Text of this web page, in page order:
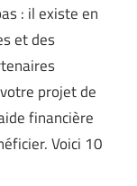
: il existe en
et des
projet de
financière
Voici 10